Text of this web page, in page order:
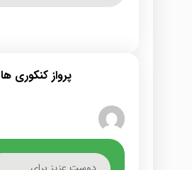
پرواز کنکوری ها